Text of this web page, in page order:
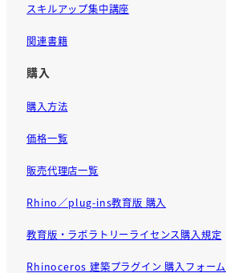
スキルアップ集中講座
関連書籍
購入
購入方法
価格一覧
販売代理店一覧
Rhino／plug-ins教育版 購入
教育版・ラボラトリーライセンス購入規定
Rhinoceros 建築プラグイン 購入フォーム